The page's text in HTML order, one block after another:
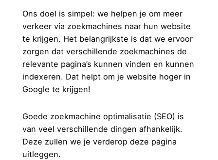
Ons doel is simpel: we helpen je om meer
verkeer via zoekmachines naar hun website
te krijgen. Het belangrijkste is dat we ervoor
zorgen dat verschillende zoekmachines de
relevante pagina’s kunnen vinden en kunnen
indexeren. Dat helpt om je website hoger in
Google te krijgen!
Goede zoekmachine optimalisatie (SEO) is
van veel verschillende dingen afhankelijk.
Deze zullen we je verderop deze pagina
uitleggen.